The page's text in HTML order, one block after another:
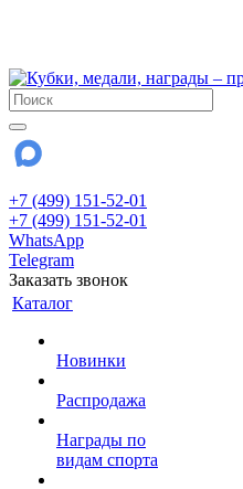
+7 (499) 151-52-01
+7 (499) 151-52-01
WhatsApp
Telegram
Заказать звонок
Каталог
Новинки
Распродажа
Награды по
видам спорта